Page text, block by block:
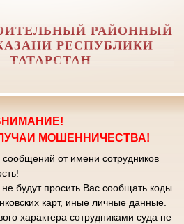
РАЙОННЫЙ
РЕСПУБЛИКИ
ТАТАРСТАН
МОШЕННИЧЕСТВА!
от имени сотрудников
будут просить Вас сообщать коды
карт, иные личные данные.
характера сотрудниками суда не